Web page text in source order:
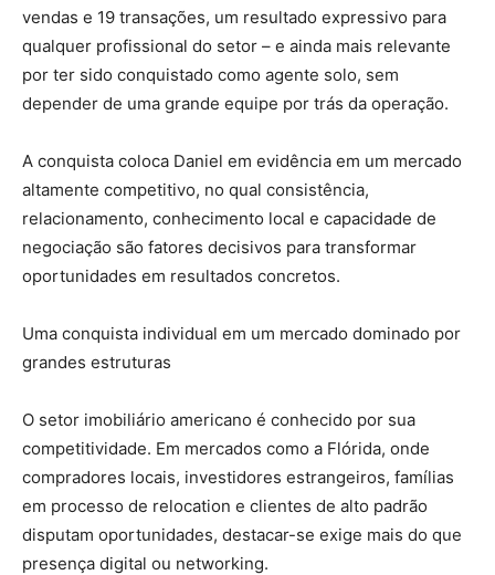
vendas e 19 transações, um resultado expressivo para
qualquer profissional do setor – e ainda mais relevante
por ter sido conquistado como agente solo, sem
depender de uma grande equipe por trás da operação.
A conquista coloca Daniel em evidência em um mercado
altamente competitivo, no qual consistência,
relacionamento, conhecimento local e capacidade de
negociação são fatores decisivos para transformar
oportunidades em resultados concretos.
Uma conquista individual em um mercado dominado por
grandes estruturas
O setor imobiliário americano é conhecido por sua
competitividade. Em mercados como a Flórida, onde
compradores locais, investidores estrangeiros, famílias
em processo de relocation e clientes de alto padrão
disputam oportunidades, destacar-se exige mais do que
presença digital ou networking.